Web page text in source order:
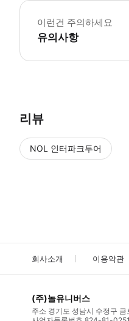
이런건 주의하세요
유의사항
리뷰
NOL 인터파크투어
회사소개 이용약관
(주)놀유니버스
주소 경기도 성남시 수정구